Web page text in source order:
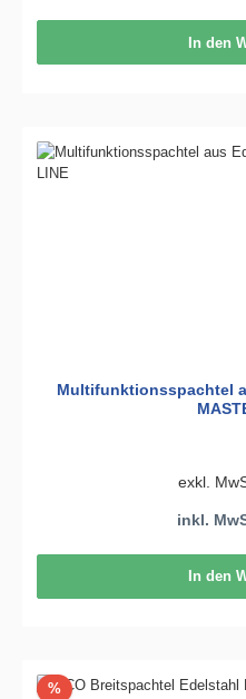
In den
Multifunktionsspachtel
exkl.
inkl.
In den
%Rabatt